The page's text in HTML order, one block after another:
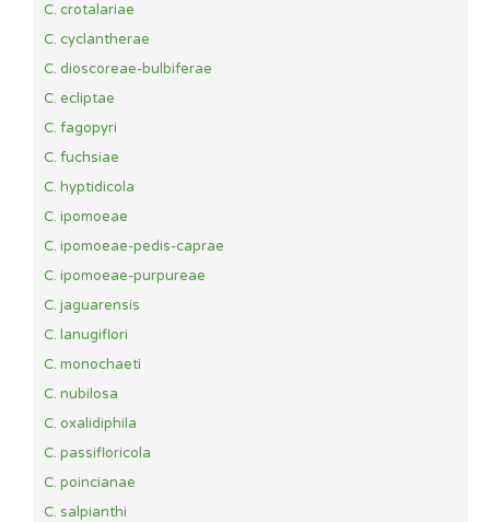
C. crotalariae
C. cyclantherae
C. dioscoreae-bulbiferae
C. ecliptae
C. fagopyri
C. fuchsiae
C. hyptidicola
C. ipomoeae
C. ipomoeae-pedis-caprae
C. ipomoeae-purpureae
C. jaguarensis
C. lanugiflori
C. monochaeti
C. nubilosa
C. oxalidiphila
C. passifloricola
C. poincianae
C. salpianthi